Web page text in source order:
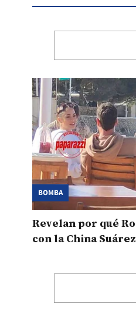
BOMBA
Revelan por qué
con la China